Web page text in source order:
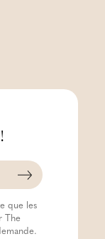
que les
The